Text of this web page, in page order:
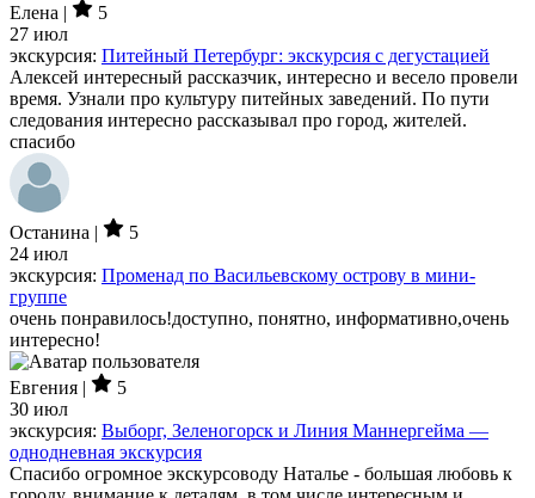
Елена |
5
27 июл
экскурсия: Питейный Петербург: экскурсия с дегустацией
Алексей интересный рассказчик, интересно и весело провели
время. Узнали про культуру питейных заведений. По пути
следования интересно рассказывал про город, жителей.
спасибо
Останина |
5
24 июл
экскурсия: Променад по Васильевскому острову в мини-
группе
очень понравилось!доступно, понятно, информативно,очень
интересно!
Евгения |
5
30 июл
экскурсия: Выборг, Зеленогорск и Линия Маннергейма —
однодневная экскурсия
Спасибо огромное экскурсоводу Наталье - большая любовь к